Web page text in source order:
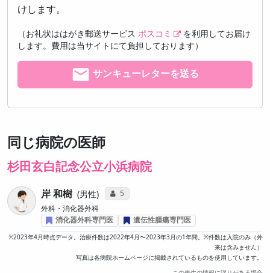
けします。
（お礼状ははがき郵送サービス ポスコミ
を利用してお届け
します。費用は当サイトにて負担しております）
サンキューレターを送る
同じ病院の医師
杉田玄白記念公立小浜病院
岸 和樹 男性 コミュニケーション・タイプ投票数
5
外科・消化器外科
消化器外科専門医
遺伝性腫瘍専門医
※2023年4月時点データ。治療件数は2022年4月〜2023年3月の1年間。※件数は入院のみ（外
来は含みません）
写真は各病院ホームページに掲載されているものを使用しています。